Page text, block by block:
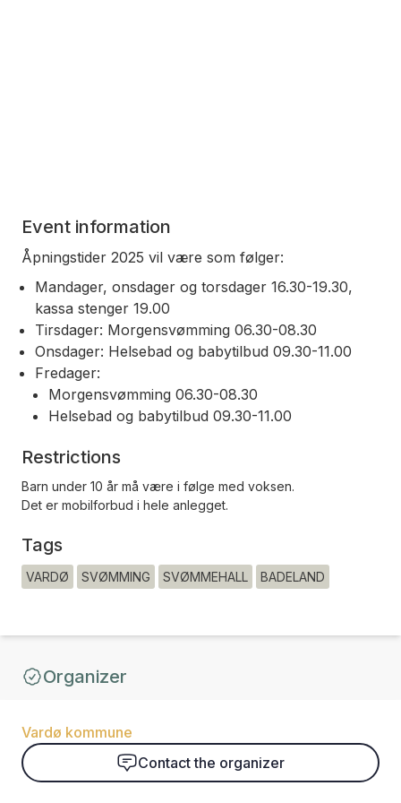
Event information
Åpningstider 2025 vil være som følger:
Mandager, onsdager og torsdager 16.30-19.30,
kassa stenger 19.00
Tirsdager: Morgensvømming 06.30-08.30
Onsdager: Helsebad og babytilbud 09.30-11.00
Fredager:
Morgensvømming 06.30-08.30
Helsebad og babytilbud 09.30-11.00
Restrictions
Barn under 10 år må være i følge med voksen.
Det er mobilforbud i hele anlegget.
Tags
VARDØ SVØMMING SVØMMEHALL BADELAND
Organizer
Vardø kommune
Contact the organizer